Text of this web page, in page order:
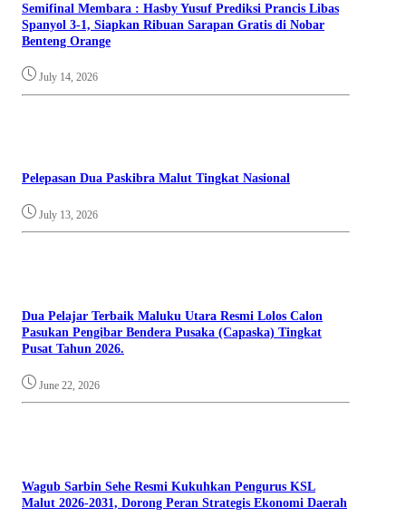
Semifinal Membara : Hasby Yusuf Prediksi Prancis Libas
Spanyol 3-1, Siapkan Ribuan Sarapan Gratis di Nobar
Benteng Orange
July 14, 2026
Pelepasan Dua Paskibra Malut Tingkat Nasional
July 13, 2026
Dua Pelajar Terbaik Maluku Utara Resmi Lolos Calon
Pasukan Pengibar Bendera Pusaka (Capaska) Tingkat
Pusat Tahun 2026.
June 22, 2026
Wagub Sarbin Sehe Resmi Kukuhkan Pengurus KSL
Malut 2026-2031, Dorong Peran Strategis Ekonomi Daerah